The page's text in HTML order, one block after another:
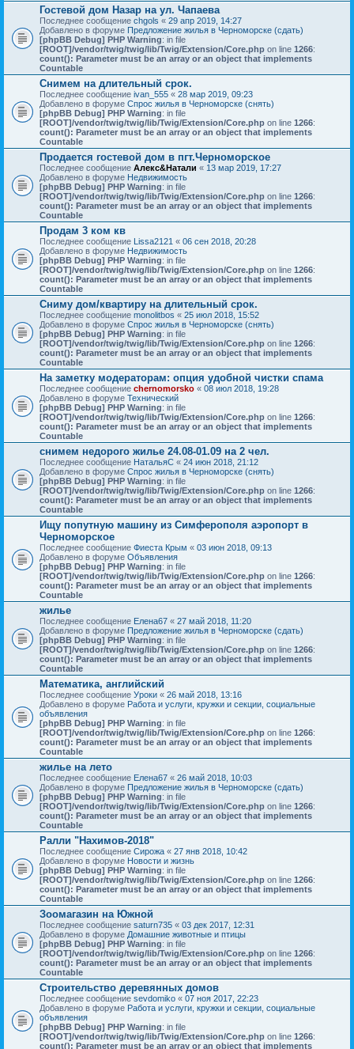
Гостевой дом Назар на ул. Чапаева
Последнее сообщение chgols « 29 апр 2019, 14:27
Добавлено в форуме Предложение жилья в Черноморске (сдать)
[phpBB Debug] PHP Warning: in file
[ROOT]/vendor/twig/twig/lib/Twig/Extension/Core.php on line 1266:
count(): Parameter must be an array or an object that implements
Countable
Снимем на длительный срок.
Последнее сообщение ivan_555 « 28 мар 2019, 09:23
Добавлено в форуме Спрос жилья в Черноморске (снять)
[phpBB Debug] PHP Warning: in file
[ROOT]/vendor/twig/twig/lib/Twig/Extension/Core.php on line 1266:
count(): Parameter must be an array or an object that implements
Countable
Продается гостевой дом в пгт.Черноморское
Последнее сообщение Алекс&Натали « 13 мар 2019, 17:27
Добавлено в форуме Недвижимость
[phpBB Debug] PHP Warning: in file
[ROOT]/vendor/twig/twig/lib/Twig/Extension/Core.php on line 1266:
count(): Parameter must be an array or an object that implements
Countable
Продам 3 ком кв
Последнее сообщение Lissa2121 « 06 сен 2018, 20:28
Добавлено в форуме Недвижимость
[phpBB Debug] PHP Warning: in file
[ROOT]/vendor/twig/twig/lib/Twig/Extension/Core.php on line 1266:
count(): Parameter must be an array or an object that implements
Countable
Сниму дом/квартиру на длительный срок.
Последнее сообщение monolitbos « 25 июл 2018, 15:52
Добавлено в форуме Спрос жилья в Черноморске (снять)
[phpBB Debug] PHP Warning: in file
[ROOT]/vendor/twig/twig/lib/Twig/Extension/Core.php on line 1266:
count(): Parameter must be an array or an object that implements
Countable
На заметку модераторам: опция удобной чистки спама
Последнее сообщение chernomorsko « 08 июл 2018, 19:28
Добавлено в форуме Технический
[phpBB Debug] PHP Warning: in file
[ROOT]/vendor/twig/twig/lib/Twig/Extension/Core.php on line 1266:
count(): Parameter must be an array or an object that implements
Countable
снимем недорого жилье 24.08-01.09 на 2 чел.
Последнее сообщение НатальяС « 24 июн 2018, 21:12
Добавлено в форуме Спрос жилья в Черноморске (снять)
[phpBB Debug] PHP Warning: in file
[ROOT]/vendor/twig/twig/lib/Twig/Extension/Core.php on line 1266:
count(): Parameter must be an array or an object that implements
Countable
Ищу попутную машину из Симферополя аэропорт в
Черноморское
Последнее сообщение Фиеста Крым « 03 июн 2018, 09:13
Добавлено в форуме Объявления
[phpBB Debug] PHP Warning: in file
[ROOT]/vendor/twig/twig/lib/Twig/Extension/Core.php on line 1266:
count(): Parameter must be an array or an object that implements
Countable
жилье
Последнее сообщение Елена67 « 27 май 2018, 11:20
Добавлено в форуме Предложение жилья в Черноморске (сдать)
[phpBB Debug] PHP Warning: in file
[ROOT]/vendor/twig/twig/lib/Twig/Extension/Core.php on line 1266:
count(): Parameter must be an array or an object that implements
Countable
Математика, английский
Последнее сообщение Уроки « 26 май 2018, 13:16
Добавлено в форуме Работа и услуги, кружки и секции, социальные
объявления
[phpBB Debug] PHP Warning: in file
[ROOT]/vendor/twig/twig/lib/Twig/Extension/Core.php on line 1266:
count(): Parameter must be an array or an object that implements
Countable
жилье на лето
Последнее сообщение Елена67 « 26 май 2018, 10:03
Добавлено в форуме Предложение жилья в Черноморске (сдать)
[phpBB Debug] PHP Warning: in file
[ROOT]/vendor/twig/twig/lib/Twig/Extension/Core.php on line 1266:
count(): Parameter must be an array or an object that implements
Countable
Ралли "Нахимов-2018"
Последнее сообщение Сирожа « 27 янв 2018, 10:42
Добавлено в форуме Новости и жизнь
[phpBB Debug] PHP Warning: in file
[ROOT]/vendor/twig/twig/lib/Twig/Extension/Core.php on line 1266:
count(): Parameter must be an array or an object that implements
Countable
Зоомагазин на Южной
Последнее сообщение saturn735 « 03 дек 2017, 12:31
Добавлено в форуме Домашние животные и птицы
[phpBB Debug] PHP Warning: in file
[ROOT]/vendor/twig/twig/lib/Twig/Extension/Core.php on line 1266:
count(): Parameter must be an array or an object that implements
Countable
Строительство деревянных домов
Последнее сообщение sevdomiko « 07 ноя 2017, 22:23
Добавлено в форуме Работа и услуги, кружки и секции, социальные
объявления
[phpBB Debug] PHP Warning: in file
[ROOT]/vendor/twig/twig/lib/Twig/Extension/Core.php on line 1266:
count(): Parameter must be an array or an object that implements